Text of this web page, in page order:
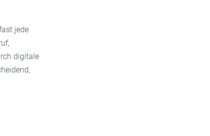
jede
digitale